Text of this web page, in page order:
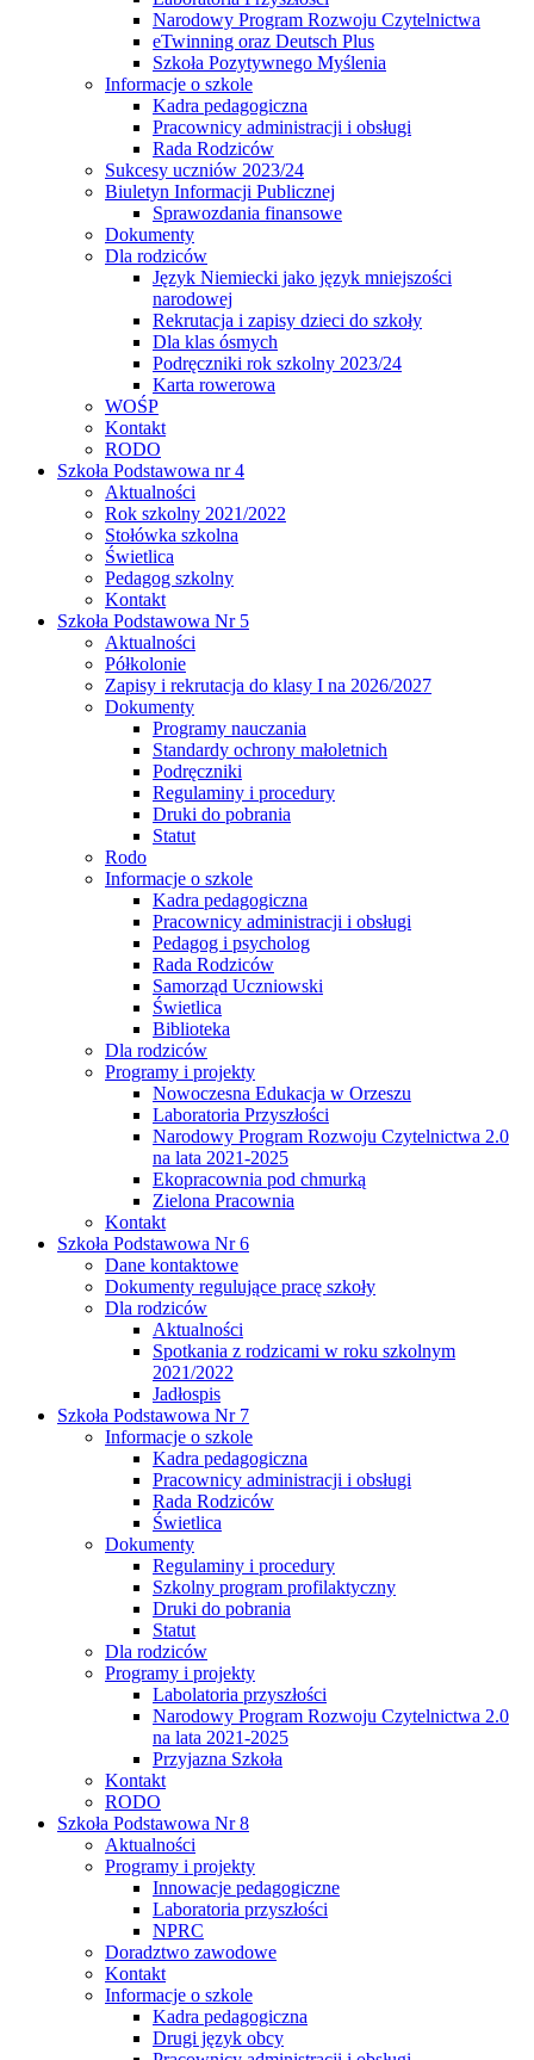
Narodowy Program Rozwoju Czytelnictwa
eTwinning oraz Deutsch Plus
Szkoła Pozytywnego Myślenia
Informacje o szkole
Kadra pedagogiczna
Pracownicy administracji i obsługi
Rada Rodziców
Sukcesy uczniów 2023/24
Biuletyn Informacji Publicznej
Sprawozdania finansowe
Dokumenty
Dla rodziców
Język Niemiecki jako język mniejszości
narodowej
Rekrutacja i zapisy dzieci do szkoły
Dla klas ósmych
Podręczniki rok szkolny 2023/24
Karta rowerowa
WOŚP
Kontakt
RODO
Szkoła Podstawowa nr 4
Aktualności
Rok szkolny 2021/2022
Stołówka szkolna
Świetlica
Pedagog szkolny
Kontakt
Szkoła Podstawowa Nr 5
Aktualności
Półkolonie
Zapisy i rekrutacja do klasy I na 2026/2027
Dokumenty
Programy nauczania
Standardy ochrony małoletnich
Podręczniki
Regulaminy i procedury
Druki do pobrania
Statut
Rodo
Informacje o szkole
Kadra pedagogiczna
Pracownicy administracji i obsługi
Pedagog i psycholog
Rada Rodziców
Samorząd Uczniowski
Świetlica
Biblioteka
Dla rodziców
Programy i projekty
Nowoczesna Edukacja w Orzeszu
Laboratoria Przyszłości
Narodowy Program Rozwoju Czytelnictwa 2.0
na lata 2021-2025
Ekopracownia pod chmurką
Zielona Pracownia
Kontakt
Szkoła Podstawowa Nr 6
Dane kontaktowe
Dokumenty regulujące pracę szkoły
Dla rodziców
Aktualności
Spotkania z rodzicami w roku szkolnym
2021/2022
Jadłospis
Szkoła Podstawowa Nr 7
Informacje o szkole
Kadra pedagogiczna
Pracownicy administracji i obsługi
Rada Rodziców
Świetlica
Dokumenty
Regulaminy i procedury
Szkolny program profilaktyczny
Druki do pobrania
Statut
Dla rodziców
Programy i projekty
Labolatoria przyszłości
Narodowy Program Rozwoju Czytelnictwa 2.0
na lata 2021-2025
Przyjazna Szkoła
Kontakt
RODO
Szkoła Podstawowa Nr 8
Aktualności
Programy i projekty
Innowacje pedagogiczne
Laboratoria przyszłości
NPRC
Doradztwo zawodowe
Kontakt
Informacje o szkole
Kadra pedagogiczna
Drugi język obcy